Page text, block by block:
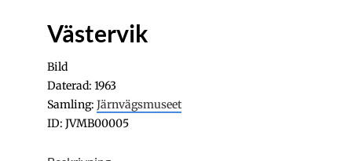
Västervik
Bild
Daterad: 1963
Samling: Järnvägsmuseet
ID: JVMB00005